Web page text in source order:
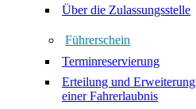
Über die Zulassungsstelle
Führerschein
Terminreservierung
Erteilung und Erweiterung
einer Fahrerlaubnis